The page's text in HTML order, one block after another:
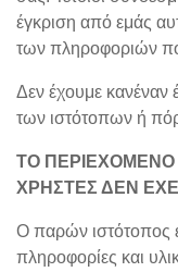
έγκριση από εμάς
των πληροφοριών
Δεν έχουμε κανέναν
των ιστότοπων ή
ΤΟ ΠΕΡΙΕΧΟΜΕΝΟ
ΧΡΗΣΤΕΣ ΔΕΝ
Ο παρών ιστότοπος
πληροφορίες και